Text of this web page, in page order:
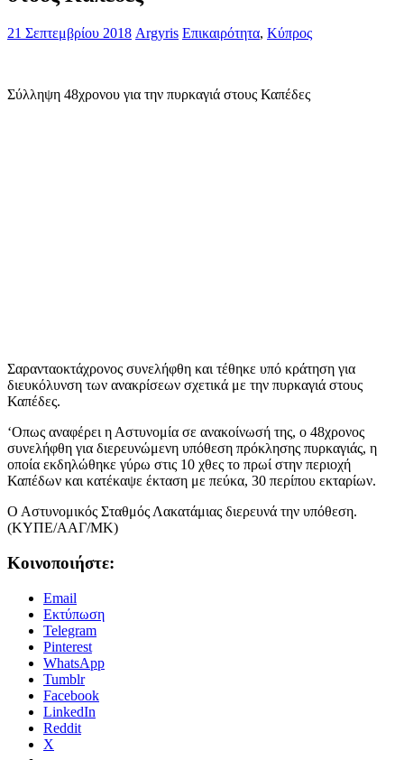
21 Σεπτεμβρίου 2018 Argyris Επικαιρότητα, Κύπρος
Σύλληψη 48χρονου για την πυρκαγιά στους Καπέδες
Σαρανταοκτάχρονος συνελήφθη και τέθηκε υπό κράτηση για
διευκόλυνση των ανακρίσεων σχετικά με την πυρκαγιά στους
Καπέδες.
‘Οπως αναφέρει η Αστυνομία σε ανακοίνωσή της, ο 48χρονος
συνελήφθη για διερευνώμενη υπόθεση πρόκλησης πυρκαγιάς, η
οποία εκδηλώθηκε γύρω στις 10 χθες το πρωί στην περιοχή
Καπέδων και κατέκαψε έκταση με πεύκα, 30 περίπου εκταρίων.
Ο Αστυνομικός Σταθμός Λακατάμιας διερευνά την υπόθεση.
(ΚΥΠΕ/ΑΑΓ/ΜΚ)
Κοινοποιήστε:
Email
Εκτύπωση
Telegram
Pinterest
WhatsApp
Tumblr
Facebook
LinkedIn
Reddit
X